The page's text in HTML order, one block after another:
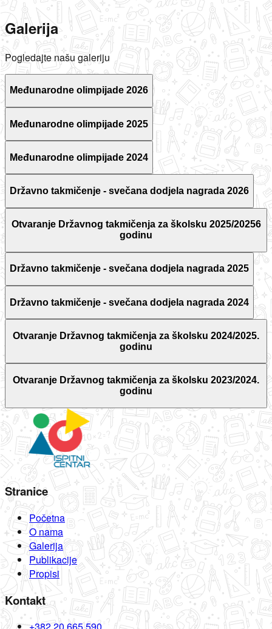
Galerija
Pogledajte našu galeriju
Međunarodne olimpijade 2026
Međunarodne olimpijade 2025
Međunarodne olimpijade 2024
Državno takmičenje - svečana dodjela nagrada 2026
Otvaranje Državnog takmičenja za školsku 2025/20256
godinu
Državno takmičenje - svečana dodjela nagrada 2025
Državno takmičenje - svečana dodjela nagrada 2024
Otvaranje Državnog takmičenja za školsku 2024/2025.
godinu
Otvaranje Državnog takmičenja za školsku 2023/2024.
godinu
Stranice
Početna
O nama
Galerija
Publikacije
Propisi
Kontakt